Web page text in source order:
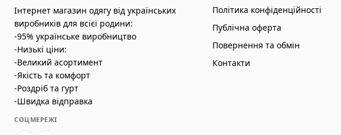
Інтернет магазин одягу від українських
виробників для всієї родини:
-95% українське виробництво
-Низькі ціни:
-Великий асортимент
-Якість та комфорт
-Роздріб та гурт
-Швидка відправка
СОЦМЕРЕЖІ
Політика конфіденційності
Публічна оферта
Повернення та обмін
Контакти